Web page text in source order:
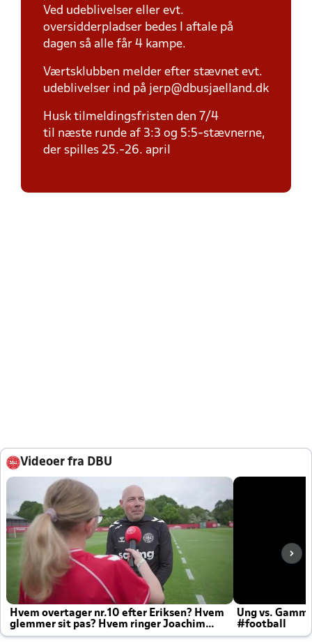
Ved udeblivelser eller evt.
oversidderpladser bedes I aftale på
dagen så alle får 4 kampe.
Værtsklubben melder efter stævnet evt.
udeblivelser ind på jerp@dbusjaelland.dk
Husk tilmeldingsfristen den 7/4
til næste runde af 3:3 og 5:5-stævnerne,
der spilles 25.-26. april
Videoer fra DBU
Hvem overtager nr.10 efter Eriksen? Hvem
glemmer sit pas? Hvem ringer Joachim
altid til efter kampe?
Ung vs.
#football